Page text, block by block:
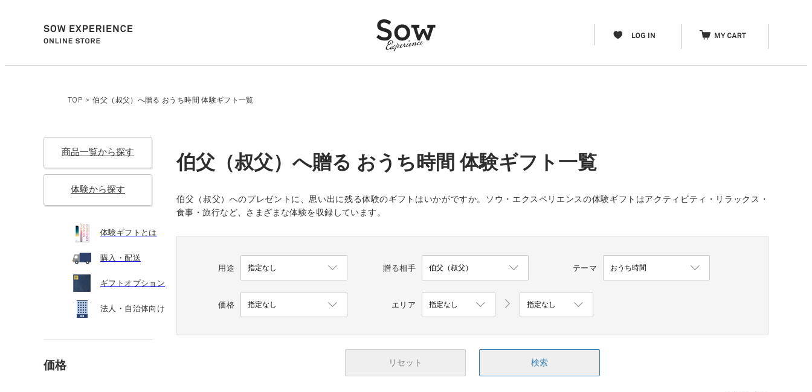
TOP > 伯父（叔父）へ贈る おうち時間 体験ギフト一覧
商品一覧から探す
体験から探す
体験ギフトとは
購入・配送
ギフトオプション
法人・自治体向け
価格
伯父（叔父）へ贈る おうち時間 体験ギフト一覧
伯父（叔父）へのプレゼントに、思い出に残る体験のギフトはいかがですか。ソウ・エクスペリエンスの体験ギフトはアクティビティ・リラックス・
食事・旅行など、さまざまな体験を収録しています。
用途 贈る相手 テーマ
価格 エリア
リセット 検索